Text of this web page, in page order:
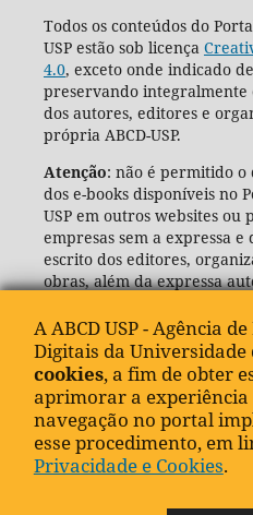
Todos os conteúdos do
USP estão sob licença
4.0, exceto onde indicado
preservando integralmente
dos autores, editores e
própria ABCD-USP.
Atenção: não é permitido o
dos e-books disponíveis no
USP em outros websites ou
empresas sem a expressa
escrito dos editores,
obras, além da expressa
(ABCD-USP).
A ABCD USP - Agência
Digitais da Universidade
cookies, a fim de obter
aprimorar a experiência
navegação no portal
esse procedimento, em
Privacidade e Cookies.